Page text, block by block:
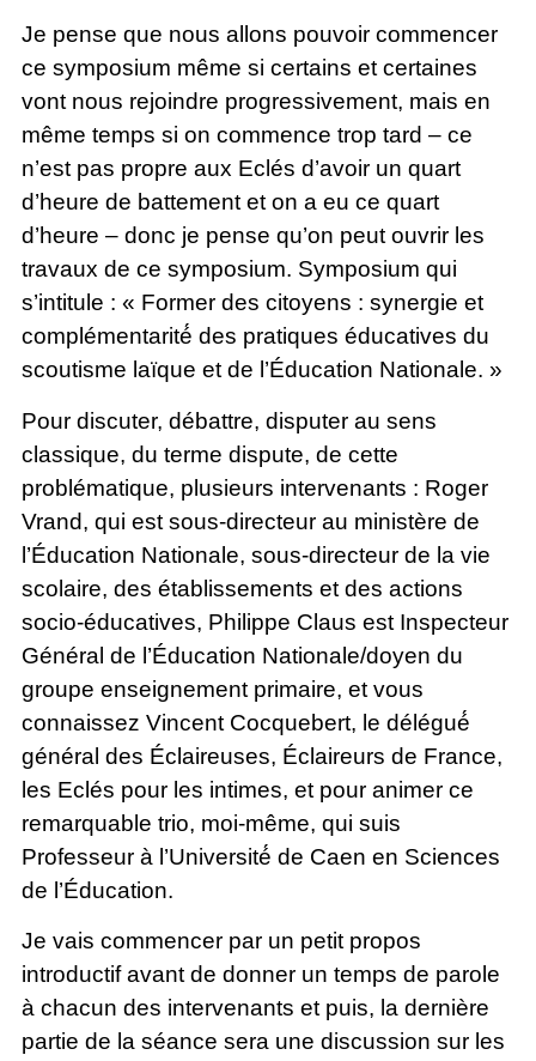
Je pense que nous allons pouvoir commencer
ce symposium même si certains et certaines
vont nous rejoindre progressivement, mais en
même temps si on commence trop tard – ce
n’est pas propre aux Eclés d’avoir un quart
d’heure de battement et on a eu ce quart
d’heure – donc je pense qu’on peut ouvrir les
travaux de ce symposium. Symposium qui
s’intitule : « Former des citoyens : synergie et
complémentarité́ des pratiques éducatives du
scoutisme laïque et de l’Éducation Nationale. »
Pour discuter, débattre, disputer au sens
classique, du terme dispute, de cette
problématique, plusieurs intervenants : Roger
Vrand, qui est sous-directeur au ministère de
l’Éducation Nationale, sous-directeur de la vie
scolaire, des établissements et des actions
socio-éducatives, Philippe Claus est Inspecteur
Général de l’Éducation Nationale/doyen du
groupe enseignement primaire, et vous
connaissez Vincent Cocquebert, le délégué́
général des Éclaireuses, Éclaireurs de France,
les Eclés pour les intimes, et pour animer ce
remarquable trio, moi-même, qui suis
Professeur à l’Université́ de Caen en Sciences
de l’Éducation.
Je vais commencer par un petit propos
introductif avant de donner un temps de parole
à chacun des intervenants et puis, la dernière
partie de la séance sera une discussion sur les